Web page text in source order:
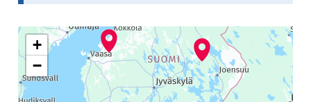
Seuraavassa elementissä on kartta, joka esittää
+
−